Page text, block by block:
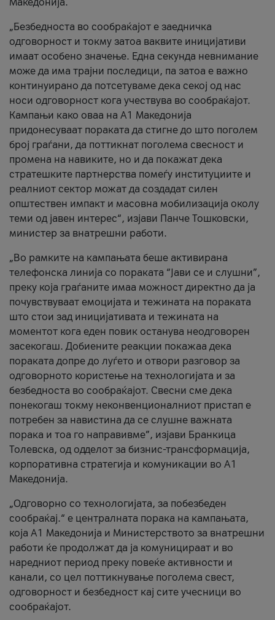
„Безбедноста во сообраќајот е заедничка
одговорност и токму затоа ваквите иницијативи
имаат особено значење. Една секунда невнимание
може да има трајни последици, па затоа е важно
континуирано да потсетуваме дека секој од нас
носи одговорност кога учествува во сообраќајот.
Кампањи како оваа на A1 Македонија
придонесуваат пораката да стигне до што поголем
број граѓани, да поттикнат поголема свесност и
промена на навиките, но и да покажат дека
стратешките партнерства помеѓу институциите и
реалниот сектор можат да создадат силен
општествен импакт и масовна мобилизација околу
теми од јавен интерес“, изјави Панче Тошковски,
министер за внатрешни работи.
„Во рамките на кампањата беше активирана
телефонска линија со пораката “Јави се и слушни”,
преку која граѓаните имаа можност директно да ја
почувствуваат емоцијата и тежината на пораката
што стои зад иницијативата и тежината на
моментот кога еден повик останува неодговорен
засекогаш. Добиените реакции покажаа дека
пораката допре до луѓето и отвори разговор за
одговорното користење на технологијата и за
безбедноста во сообраќајот. Свесни сме дека
понекогаш токму неконвенционалниот пристап е
потребен за навистина да се слушне важната
порака и тоа го направивме”, изјави Бранкица
Толевска, од одделот за бизнис-трансформација,
корпоративна стратегија и комуникации во А1
Македонија.
„Одговорно со технологијата, за побезбеден
сообраќај.“ е централната порака на кампањата,
која A1 Македонија и Министерството за внатрешни
работи ќе продолжат да ја комуницираат и во
наредниот период преку повеќе активности и
канали, со цел поттикнување поголема свест,
одговорност и безбедност кај сите учесници во
сообраќајот.